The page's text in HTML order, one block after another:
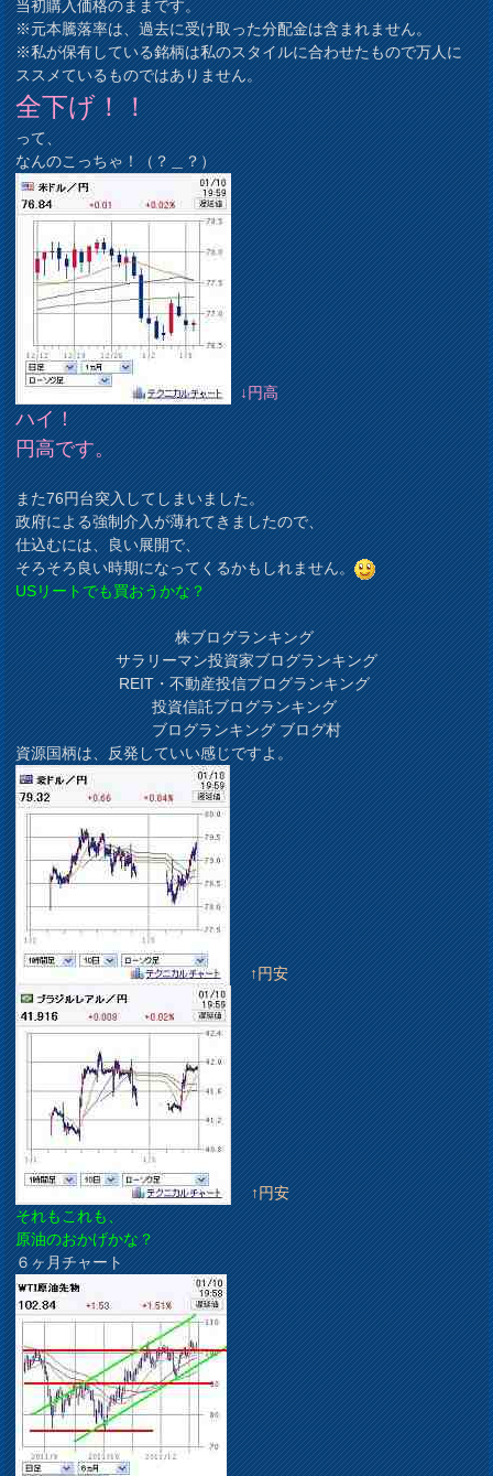
当初購入価格のままです。
※元本騰落率は、過去に受け取った分配金は含まれません。
※私が保有している銘柄は私のスタイルに合わせたもので万人に
ススメているものではありません。
全下げ！！
って、
なんのこっちゃ！（？＿？）
↓円高
ハイ！
円高です。
また76円台突入してしまいました。
政府による強制介入が薄れてきましたので、
仕込むには、良い展開で、
そろそろ良い時期になってくるかもしれません。
USリートでも買おうかな？
株ブログランキング
サラリーマン投資家ブログランキング
REIT・不動産投信ブログランキング
投資信託ブログランキング
ブログランキング ブログ村
資源国柄は、反発していい感じですよ。
↑円安
↑円安
それもこれも、
原油のおかげかな？
６ヶ月チャート